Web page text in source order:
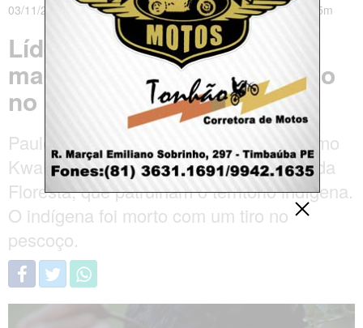
03/11/2019 às 13h49m - Atualizado em 04/11/2019 às 09h35m
Líder indígena é morto por
madeireiros durante conflito
no Maranhão
Paulo Guajajara, também conhecido como
Kwahu Tenetehar, é um dos Guardiões da
Floresta, que patrulham o território indígena.
O indígena foi morto com um tiro no
pescoço.